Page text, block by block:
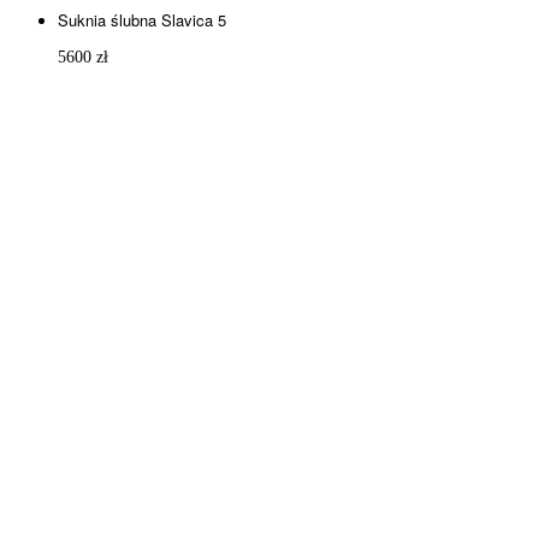
Suknia ślubna Slavica 5
5600 zł